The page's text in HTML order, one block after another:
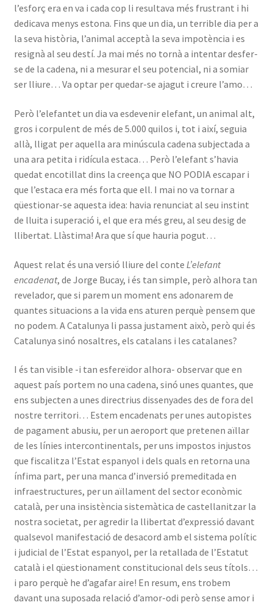
l’esforç era en va i cada cop li resultava més frustrant i hi
dedicava menys estona. Fins que un dia, un terrible dia per a
la seva història, l’animal acceptà la seva impotència i es
resignà al seu destí. Ja mai més no tornà a intentar desfer-
se de la cadena, ni a mesurar el seu potencial, ni a somiar
ser lliure… Va optar per quedar-se ajagut i creure l’amo…
Però l’elefantet un dia va esdevenir elefant, un animal alt,
gros i corpulent de més de 5.000 quilos i, tot i així, seguia
allà, lligat per aquella ara minúscula cadena subjectada a
una ara petita i ridícula estaca… Però l’elefant s’havia
quedat encotillat dins la creença que NO PODIA escapar i
que l’estaca era més forta que ell. I mai no va tornar a
qüestionar-se aquesta idea: havia renunciat al seu instint
de lluita i superació i, el que era més greu, al seu desig de
llibertat. Llàstima! Ara que sí que hauria pogut…
Aquest relat és una versió lliure del conte L’elefant
encadenat, de Jorge Bucay, i és tan simple, però alhora tan
revelador, que si parem un moment ens adonarem de
quantes situacions a la vida ens aturen perquè pensem que
no podem. A Catalunya li passa justament això, però qui és
Catalunya sinó nosaltres, els catalans i les catalanes?
I és tan visible -i tan esfereïdor alhora- observar que en
aquest país portem no una cadena, sinó unes quantes, que
ens subjecten a unes directrius dissenyades des de fora del
nostre territori… Estem encadenats per unes autopistes
de pagament abusiu, per un aeroport que pretenen aïllar
de les línies intercontinentals, per uns impostos injustos
que fiscalitza l’Estat espanyol i dels quals en retorna una
ínfima part, per una manca d’inversió premeditada en
infraestructures, per un aïllament del sector econòmic
català, per una insistència sistemàtica de castellanitzar la
nostra societat, per agredir la llibertat d’expressió davant
qualsevol manifestació de desacord amb el sistema polític
i judicial de l’Estat espanyol, per la retallada de l’Estatut
català i el qüestionament constitucional dels seus títols…
i paro perquè he d’agafar aire! En resum, ens trobem
davant una suposada relació d’amor-odi però sense amor i